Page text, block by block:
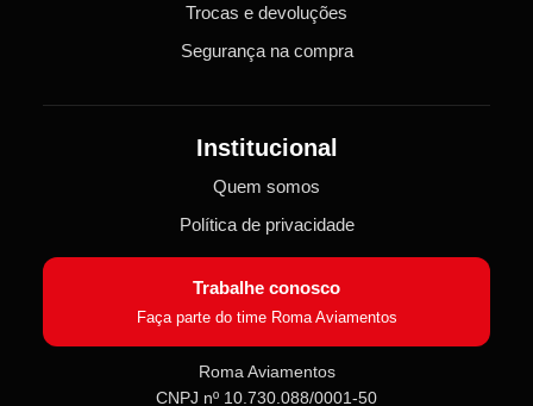
Trocas e devoluções
Segurança na compra
Institucional
Quem somos
Política de privacidade
Trabalhe conosco
Faça parte do time Roma Aviamentos
Roma Aviamentos
CNPJ nº 10.730.088/0001-50